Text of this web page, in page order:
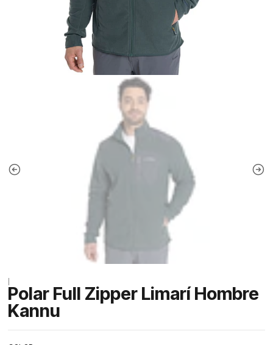
Polar Full Zipper Limarí Hombre
Kannu